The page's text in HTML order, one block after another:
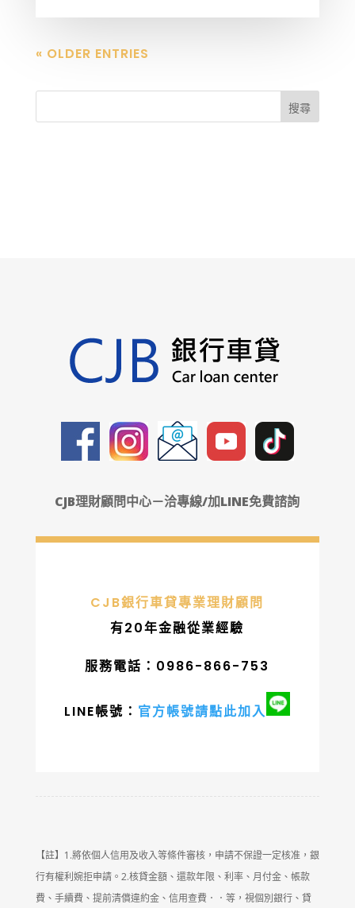
« OLDER ENTRIES
CJB理財顧問中心－洽專線/加LINE免費諮詢
CJB銀行車貸專業理財顧問
有20年金融從業經驗
服務電話：0986-866-753
LINE帳號： 官方帳號請點此加入
【註】1.將依個人信用及收入等條件審核，申請不保證一定核准，銀
行有權利婉拒申請。2.核貸金額、還款年限、利率、月付金、帳款
費、手續費、提前清償違約金、信用查費．．等，視個別銀行、貸